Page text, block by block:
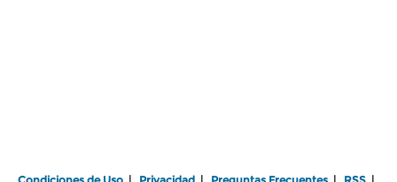
Condiciones de Uso | Privacidad | Preguntas Frecuentes | RSS |